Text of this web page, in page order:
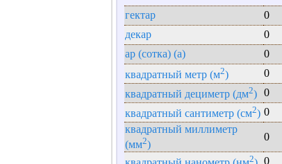
гектар
0
декар
0
ар (сотка) (a)
0
квадратный метр (м2)
0
квадратный дециметр (дм2) 0
квадратный сантиметр (см2) 0
квадратный миллиметр
(мм2)
0
2
0